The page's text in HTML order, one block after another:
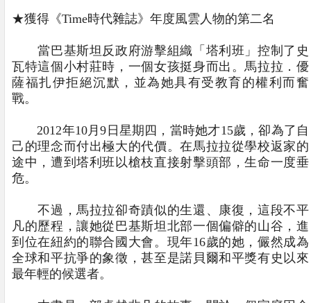
★獲得《Time時代雜誌》年度風雲人物的第二名
當巴基斯坦反政府游擊組織「塔利班」控制了史
瓦特這個小村莊時，一個女孩挺身而出。馬拉拉．優
薩福扎伊拒絕沉默，並為她具有受教育的權利而奮
戰。
2012年10月9日星期四，當時她才15歲，卻為了自
己的理念而付出極大的代價。在馬拉拉從學校返家的
途中，遭到塔利班以槍枝直接射擊頭部，生命一度垂
危。
不過，馬拉拉卻奇蹟似的生還、康復，這段不平
凡的歷程，讓她從巴基斯坦北部一個偏僻的山谷，進
到位在紐約的聯合國大會。現年16歲的她，儼然成為
全球和平抗爭的象徵，甚至是諾貝爾和平獎有史以來
最年輕的候選者。